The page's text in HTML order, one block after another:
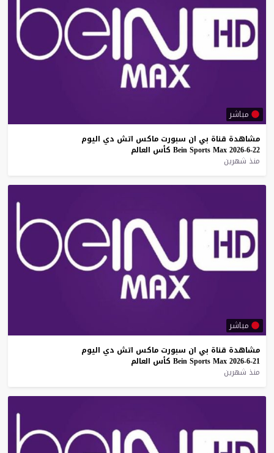
مباشر
مشاهدة قناة بي ان سبورت ماكس اتش دي اليوم
22-6-2026
Bein Sports Max كأس العالم
منذ شهرين
مباشر
مشاهدة قناة بي ان سبورت ماكس اتش دي اليوم
21-6-2026
Bein Sports Max كأس العالم
منذ شهرين